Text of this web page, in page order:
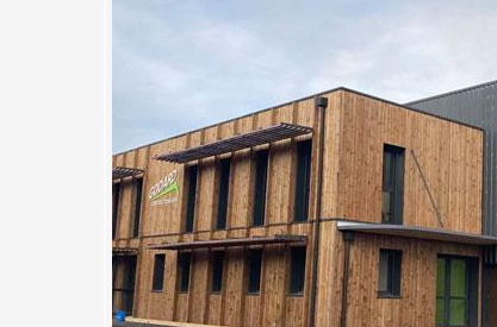
bardage sur bâtiments
et sans engagement
91 pour la pose de bardage sur votre bâtiment
votre demande de devis. Chaque devis que nous délivrons
y trouverez également d’autres information nous
du client. Nous vous faisons savoir que toute demande
engagement. Ils vous seront délivrés dans moins de 24h
joindre à tout moment durant nos heures de bureau en nous